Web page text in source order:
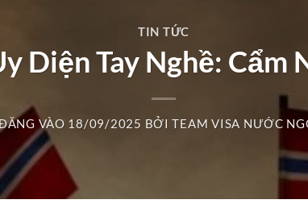
TIN TỨC
Diện Tay Nghề: Cẩm
VÀO 18/09/2025 BỞITEAM VISA NƯỚC